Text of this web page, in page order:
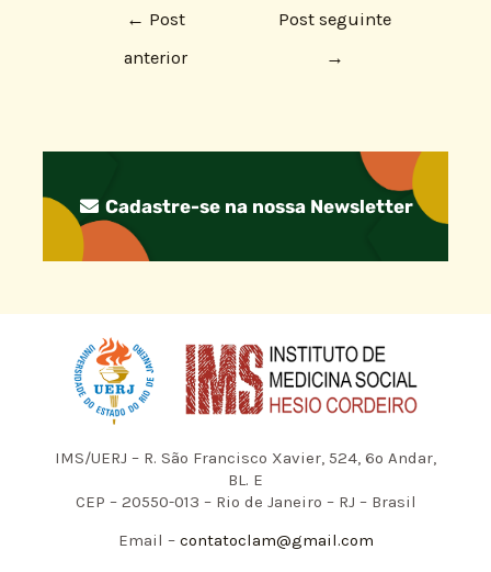
← Post
anterior
Post seguinte
→
Cadastre-se na nossa Newsletter
IMS/UERJ – R. São Francisco Xavier, 524, 6º Andar,
BL. E
CEP – 20550-013 – Rio de Janeiro – RJ – Brasil
Email –contatoclam@gmail.com